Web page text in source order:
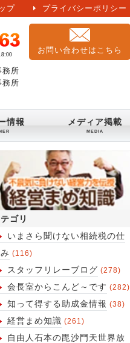
プ プライバシーポリシー
お問い合わせはこちら
務所
務所
情報 メディア掲載
ゴリ
いまさら聞けない相続税の仕
(116)
スタッフリレーブログ (278)
会長室からこんど～です (282)
知って得する助成金情報 (38)
経営まめ知識 (261)
自由人石本の毘沙門天世界放